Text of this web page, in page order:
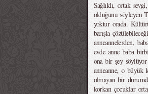
Sağlıklı, ortak
olduğunu söyleyen
yoktur orada.
barışla
anneannelerden,
evde anne baba
ona bir şey
anneanne, o
olmayan bir
korkan çocuklar